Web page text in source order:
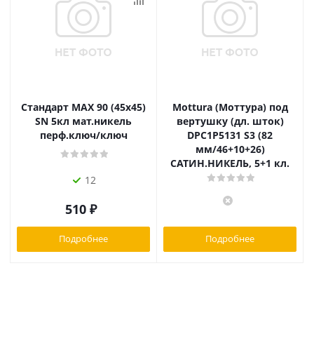
Стандарт MAX 90 (45х45)
SN 5кл мат.никель
перф.ключ/ключ
12
510 ₽
Подробнее
Mottura (Моттура) под
вертушку (дл. шток)
DPC1P5131 S3 (82
мм/46+10+26)
САТИН.НИКЕЛЬ, 5+1 кл.
Подробнее